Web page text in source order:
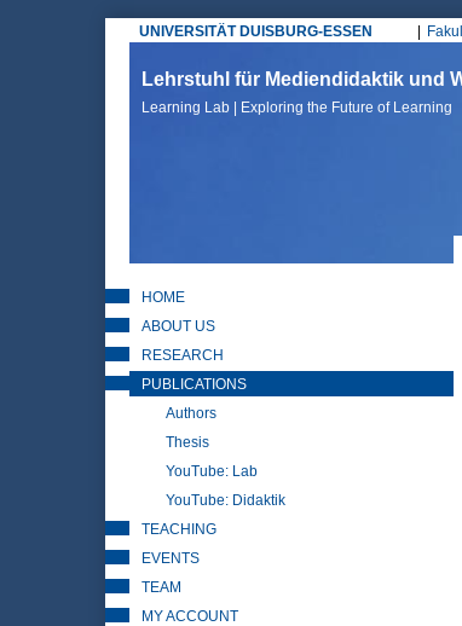
UNIVERSITÄT DUISBURG-ESSEN
Hauptmenü
Lehrstuhl für Mediendidaktik und
Learning Lab | Exploring the Future of Learning
HOME
ABOUT US
RESEARCH
PUBLICATIONS
Authors
Thesis
YouTube: Lab
YouTube: Didaktik
TEACHING
EVENTS
TEAM
MY ACCOUNT